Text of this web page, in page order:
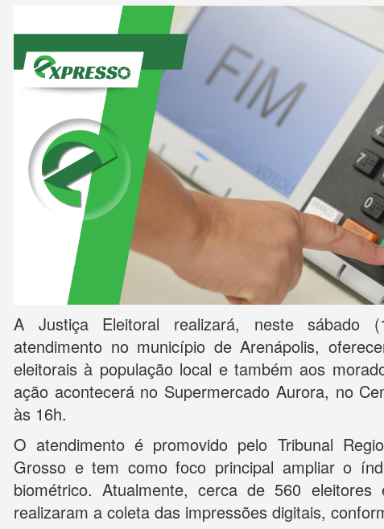
A Justiça Eleitoral realizará, neste sábado
atendimento no município de Arenápolis,
eleitorais à população local e também aos
ação acontecerá no Supermercado Aurora, no
às 16h.
O atendimento é promovido pelo Tribunal
Grosso e tem como foco principal ampliar o
biométrico. Atualmente, cerca de 560
realizaram a coleta das impressões digitais,